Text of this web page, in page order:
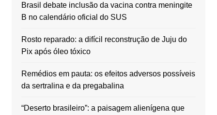
Brasil debate inclusão da vacina contra meningite
B no calendário oficial do SUS
Rosto reparado: a difícil reconstrução de Juju do
Pix após óleo tóxico
Remédios em pauta: os efeitos adversos possíveis
da sertralina e da pregabalina
“Deserto brasileiro”: a paisagem alienígena que